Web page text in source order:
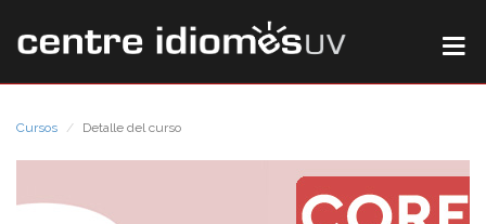
Cursos Detalle del curso